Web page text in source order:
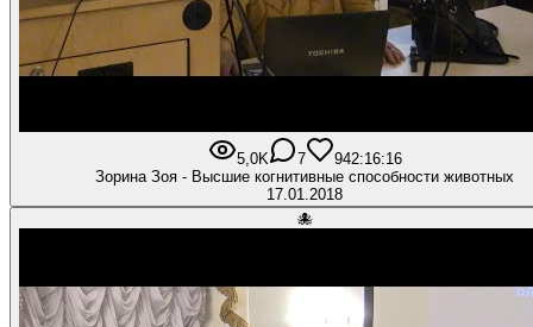
5,0K 7 942:16:16
Зорина Зоя - Высшие когнитивные способности животных
17.01.2018
🐙